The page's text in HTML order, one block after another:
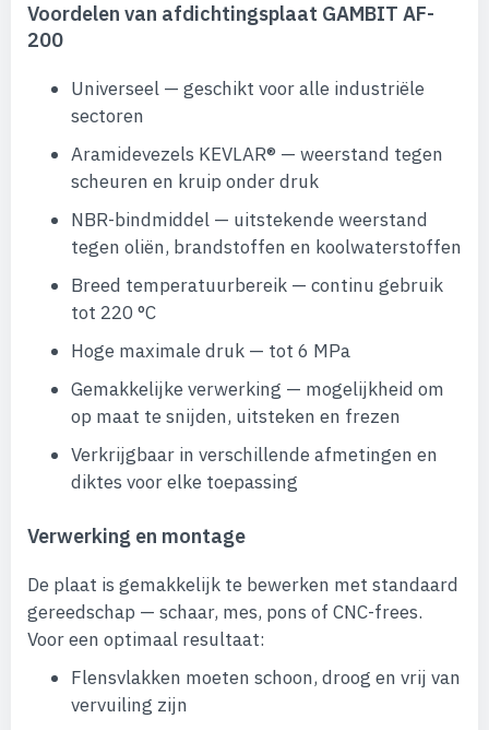
Voordelen van afdichtingsplaat GAMBIT AF-
200
Universeel — geschikt voor alle industriële
sectoren
Aramidevezels KEVLAR® — weerstand tegen
scheuren en kruip onder druk
NBR-bindmiddel — uitstekende weerstand
tegen oliën, brandstoffen en koolwaterstoffen
Breed temperatuurbereik — continu gebruik
tot 220 °C
Hoge maximale druk — tot 6 MPa
Gemakkelijke verwerking — mogelijkheid om
op maat te snijden, uitsteken en frezen
Verkrijgbaar in verschillende afmetingen en
diktes voor elke toepassing
Verwerking en montage
De plaat is gemakkelijk te bewerken met standaard
gereedschap — schaar, mes, pons of CNC-frees.
Voor een optimaal resultaat:
Flensvlakken moeten schoon, droog en vrij van
vervuiling zijn